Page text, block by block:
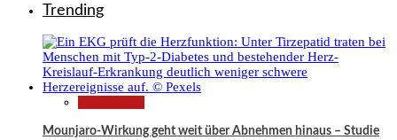
Trending
Mounjaro-Wirkung geht weit über Abnehmen hinaus – Studie